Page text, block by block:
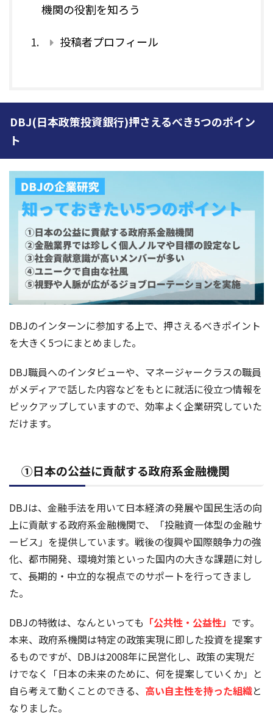
機関の役割を知ろう
投稿者プロフィール
DBJ(日本政策投資銀行)押さえるべき5つのポイン
ト
DBJのインターンに参加する上で、押さえるべきポイント
を大きく5つにまとめました。
DBJ職員へのインタビューや、マネージャークラスの職員
がメディアで話した内容などをもとに就活に役立つ情報を
ピックアップしていますので、効率よく企業研究していた
だけます。
①日本の公益に貢献する政府系金融機関
DBJは、金融手法を用いて日本経済の発展や国民生活の向
上に貢献する政府系金融機関で、「投融資一体型の金融サ
ービス」を提供しています。戦後の復興や国際競争力の強
化、都市開発、環境対策といった国内の大きな課題に対し
て、長期的・中立的な視点でのサポートを行ってきまし
た。
DBJの特徴は、なんといっても 「公共性・公益性」 です。
本来、政府系機関は特定の政策実現に即した投資を提案す
るものですが、DBJは2008年に民営化し、政策の実現だ
けでなく「日本の未来のために、何を提案していくか」と
自ら考えて動くことのできる、 高い自主性を持った組織と
なりました。